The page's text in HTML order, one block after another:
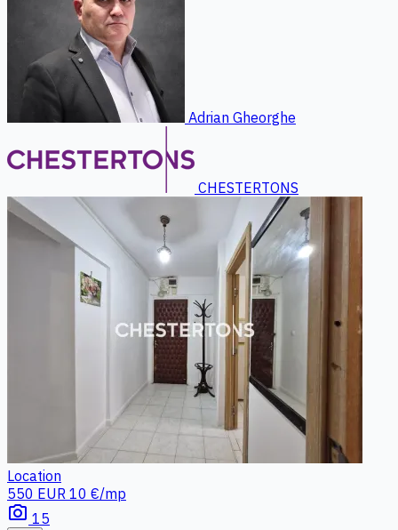
Adrian Gheorghe
CHESTERTONS
Location
550 EUR 10 €/mp
photo_camera 15